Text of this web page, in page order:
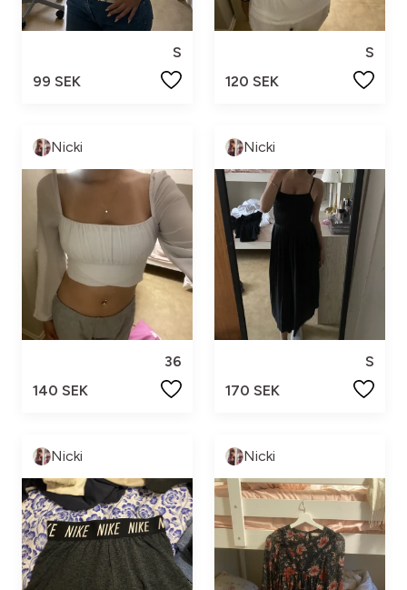
S
99 SEK
S
120 SEK
Nicki
36
140 SEK
Nicki
S
170 SEK
Nicki Nicki